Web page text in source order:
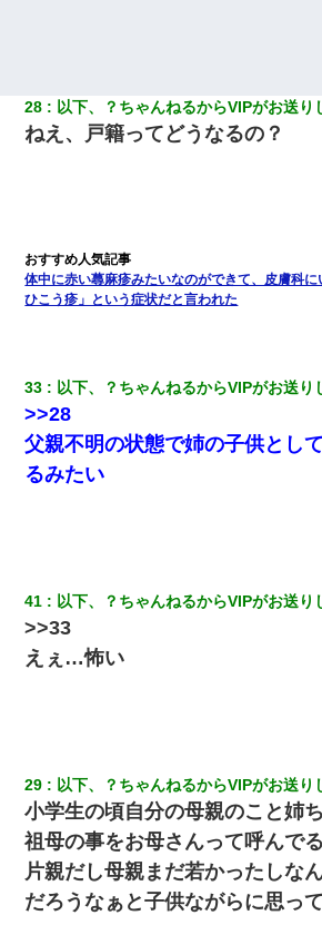
28 以下、？ちゃんねるからVIPがお送り
ねえ、戸籍ってどうなるの？
体中に赤い蕁麻疹みたいなのができて、皮膚科
ひこう疹」という症状だと言われた
33 以下、？ちゃんねるからVIPがお送り
>>28
父親不明の状態で姉の子供とし
るみたい
41 以下、？ちゃんねるからVIPがお送り
>>33
えぇ…怖い
29 以下、？ちゃんねるからVIPがお送り
小学生の頃自分の母親のこと姉
祖母の事をお母さんって呼んで
片親だし母親まだ若かったしな
だろうなぁと子供ながらに思っ